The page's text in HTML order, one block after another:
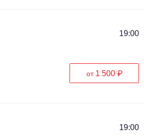
19:00
от 1 500 ₽
19:00